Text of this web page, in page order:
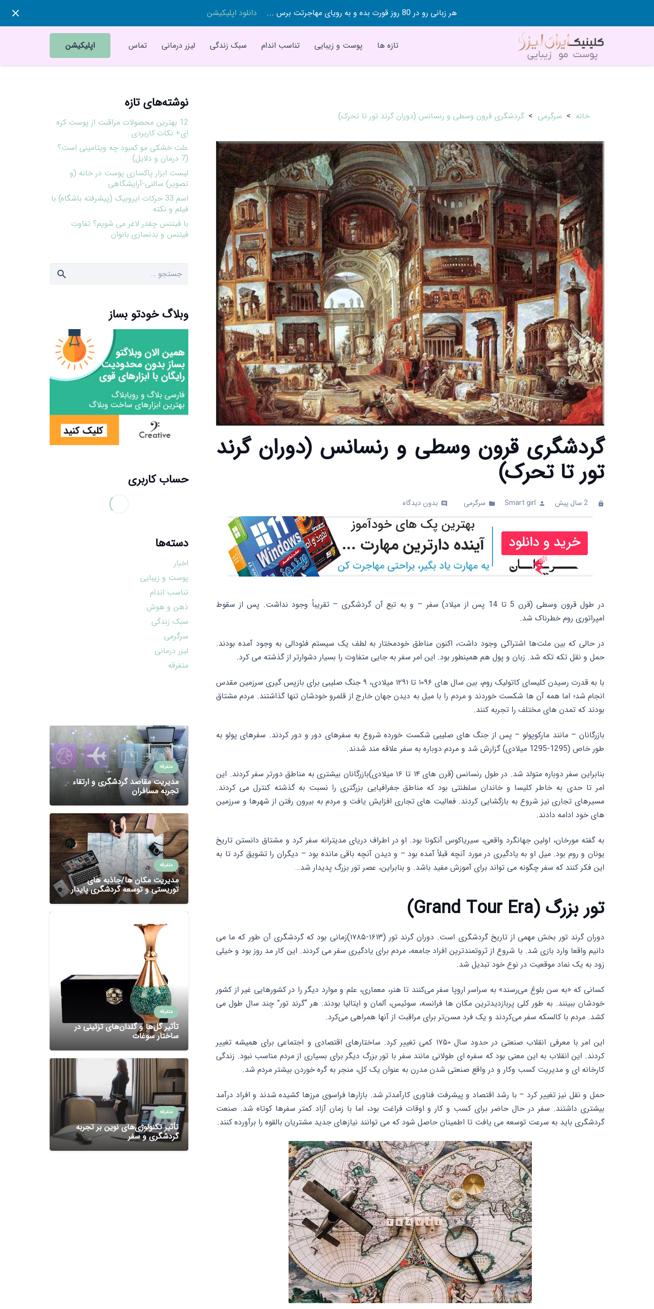
هر زبانی رو در 80 روز قورت بده و به رویای مهاجرتت برس ... دانلود اپلیکیشن
تازه ها پوست و زیبایی تناسب اندام سبک زندگی لیزر درمانی تماس اپلیکیشن
خانه > سرگرمی > گردشگری قرون وسطی و رنسانس (دوران گرند تور تا تحرک)
گردشگری قرون وسطی و رنسانس (دوران گرند
تور تا تحرک)
clock 2 سال پیش person
Smart girl
folder سرگرمی comments بدون دیدگاه
در طول قرون وسطی (قرن 5 تا 14 پس از میلاد) سفر – و به تبع آن گردشگری – تقریباً وجود نداشت. پس از سقوط
امپراتوری روم خطرناک شد.
در حالی که بین ملت‌ها اشتراکی وجود داشت، اکنون مناطق خودمختار به لطف یک سیستم فئودالی به وجود آمده بودند.
حمل و نقل تکه تکه شد. زبان و پول هم همینطور بود. این امر سفر به جایی متفاوت را بسیار دشوارتر از گذشته می کرد.
با به قدرت رسیدن کلیسای کاتولیک روم، بین سال های ۱۰۹۶ تا ۱۲۹۱ میلادی، ۹ جنگ صلیبی برای بازپس گیری سرزمین مقدس
انجام شد؛ اما همه آن ها شکست خوردند و مردم را با میل به دیدن جهان خارج از قلمرو خودشان تنها گذاشتند. مردم مشتاق
بودند که تمدن های مختلف را تجربه کنند.
بازرگانان – مانند مارکوپولو – پس از جنگ های صلیبی شکست خورده شروع به سفرهای دور و دور کردند. سفرهای پولو به
طور خاص (1295-1295 میلادی) گزارش شد و مردم دوباره به سفر علاقه مند شدند.
بنابراین سفر دوباره متولد شد. در طول رنسانس (قرن های ۱۴ تا ۱۶ میلادی)بازرگانان بیشتری به مناطق دورتر سفر کردند. این
امر تا حدی به خاطر کلیسا و خاندان سلطنتی بود که مناطق جغرافیایی بزرگتری را نسبت به گذشته کنترل می کردند.
مسیرهای تجاری نیز شروع به بازگشایی کردند. فعالیت های تجاری افزایش یافت و مردم به بیرون رفتن از شهرها و سرزمین
های خود ادامه دادند.
به گفته مورخان، اولین جهانگرد واقعی، سیریاکوس آنکونا بود. او در اطراف دریای مدیترانه سفر کرد و مشتاق دانستن تاریخ
یونان و روم بود. میل او به یادگیری در مورد آنچه قبلاً آمده بود – و دیدن آنچه باقی مانده بود – دیگران را تشویق کرد تا به
این فکر کنند که سفر چگونه می تواند برای آموزش مفید باشد. و بنابراین، عصر تور بزرگ پدیدار شد…
تور بزرگ (Grand Tour Era)
دوران گرند تور بخش مهمی از تاریخ گردشگری است. دوران گرند تور (۱۶۱۳-۱۷۸۵)زمانی بود که گردشگری آن طور که ما می
دانیم واقعا وارد بازی شد. با شروع از ثروتمندترین افراد جامعه، مردم برای یادگیری سفر می کردند. این کار مد روز بود و خیلی
زود به یک نماد موقعیت در نوع خود تبدیل شد.
کسانی که «به سن بلوغ می‌رسند» به سراسر اروپا سفر می‌کنند تا هنر، معماری، علم و موارد دیگر را در کشورهایی غیر از کشور
خودشان ببینند. به طور کلی پربازدیدترین مکان ها فرانسه، سوئیس، آلمان و ایتالیا بودند. هر “گرند تور” چند سال طول می
کشد. مردم با کالسکه سفر می‌کردند و یک فرد مسن‌تر برای مراقبت از آنها همراهی می‌کرد.
این امر با معرفی انقلاب صنعتی در حدود سال ۱۷۵۰ کمی تغییر کرد. ساختارهای اقتصادی و اجتماعی برای همیشه تغییر
کردند. این انقلاب به این معنی بود که سفره ای طولانی مانند سفر با تور بزرگ دیگر برای بسیاری از مردم مناسب نبود. زندگی
کارخانه ای و مدیریت کسب وکار و در واقع صنعتی شدن مدرن به عنوان یک کل، منجر به گره خوردن بیشتر مردم شد.
حمل و نقل نیز تغییر کرد – با رشد اقتصاد و پیشرفت فناوری کارآمدتر شد. بازارها فراسوی مرزها کشیده شدند و افراد درآمد
بیشتری داشتند. سفر در حال حاضر برای کسب و کار و اوقات فراغت بود، اما با زمان آزاد کمتر سفرها کوتاه شد. صنعت
گردشگری باید به سرعت توسعه می یافت تا اطمینان حاصل شود که می توانند نیازهای جدید مشتریان بالقوه را برآورده کنند.
نوشته‌های تازه
12 بهترین محصولات مراقبت از پوست کره
ای+ نکات کاربردی
علت خشکی مو کمبود چه ویتامینی است؟
(7 درمان و دلایل)
لیست ابزار پاکسازی پوست در خانه (و
تصویر) سالنی-آرایشگاهی
اسم 33 حرکات ایروبیک (پیشرفته باشگاه) با
فیلم و نکته
با فیتنس چقدر لاغر می شویم؟ تفاوت
فیتنس و بدنسازی بانوان
جستجو
وبلاگ خودتو بساز
حساب کاربری
دسته‌ها
اخبار
پوست و زیبایی
تناسب اندام
ذهن و هوش
سبک زندگی
سرگرمی
لیزر درمانی
متفرقه
متفرقه
مدیریت مقاصد گردشگری و ارتقاء
تجربه مسافران
متفرقه
مدیریت مکان ها/جاذبه های
توریستی و توسعه گردشگری پایدار
متفرقه
تأثیر گل‌ها و گلدان‌های تزئینی در
ساختار سوغات
متفرقه
تأثیر تکنولوژی‌های نوین بر تجربه
گردشگری و سفر